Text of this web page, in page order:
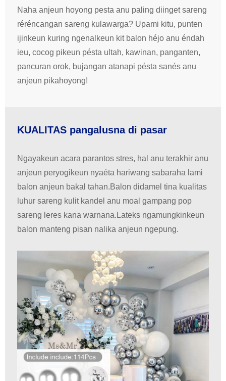
Naha anjeun hoyong pesta anu paling diinget sareng
réréncangan sareng kulawarga? Upami kitu, punten
ijinkeun kuring ngenalkeun kit balon héjo anu éndah
ieu, cocog pikeun pésta ultah, kawinan, panganten,
pancuran orok, bujangan atanapi pésta sanés anu
anjeun pikahoyong!
KUALITAS pangalusna di pasar
Ngayakeun acara parantos stres, hal anu terakhir anu
anjeun peryogikeun nyaéta hariwang sabaraha lami
balon anjeun bakal tahan.Balon didamel tina kualitas
luhur sareng kulit kandel anu moal gampang pop
sareng leres kana warnana.Lateks ngamungkinkeun
balon manteng pisan nalika anjeun ngepung.